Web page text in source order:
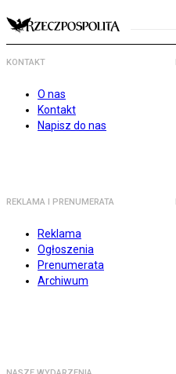
KONTAKT
O nas
Kontakt
Napisz do nas
REKLAMA I PRENUMERATA
Reklama
Ogłoszenia
Prenumerata
Archiwum